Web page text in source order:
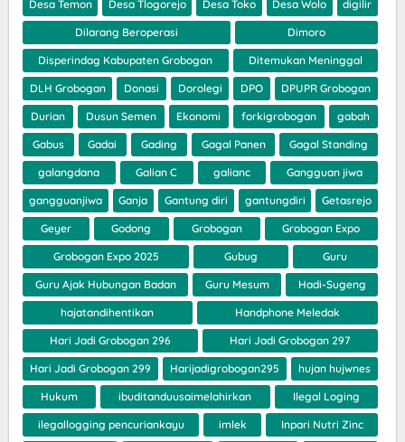
Desa Temon Desa Tlogorejo Desa Toko Desa Wolo digilir
Dilarang Beroperasi Dimoro
Disperindag Kabupaten Grobogan Ditemukan Meninggal
DLH Grobogan Donasi Dorolegi DPO DPUPR Grobogan
Durian Dusun Semen Ekonomi forkigrobogan gabah
Gabus Gadai Gading Gagal Panen Gagal Standing
galangdana Galian C galianc Gangguan jiwa
gangguanjiwa Ganja Gantung diri gantungdiri Getasrejo
Geyer Godong Grobogan Grobogan Expo
Grobogan Expo 2025 Gubug Guru
Guru Ajak Hubungan Badan Guru Mesum Hadi-Sugeng
hajatandihentikan Handphone Meledak
Hari Jadi Grobogan 296 Hari Jadi Grobogan 297
Hari Jadi Grobogan 299 Harijadigrobogan295 hujan hujwnes
Hukum ibuditanduusaimelahirkan Ilegal Loging
ilegallogging pencuriankayu imlek Inpari Nutri Zinc